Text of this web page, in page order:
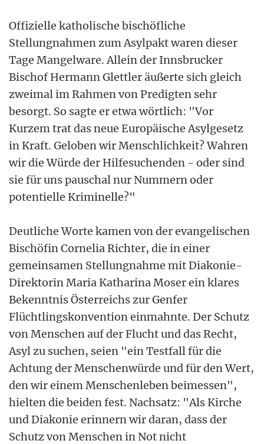
Offizielle katholische bischöfliche
Stellungnahmen zum Asylpakt waren dieser
Tage Mangelware. Allein der Innsbrucker
Bischof Hermann Glettler äußerte sich gleich
zweimal im Rahmen von Predigten sehr
besorgt. So sagte er etwa wörtlich: "Vor
Kurzem trat das neue Europäische Asylgesetz
in Kraft. Geloben wir Menschlichkeit? Wahren
wir die Würde der Hilfesuchenden - oder sind
sie für uns pauschal nur Nummern oder
potentielle Kriminelle?"
Deutliche Worte kamen von der evangelischen
Bischöfin Cornelia Richter, die in einer
gemeinsamen Stellungnahme mit Diakonie-
Direktorin Maria Katharina Moser ein klares
Bekenntnis Österreichs zur Genfer
Flüchtlingskonvention einmahnte. Der Schutz
von Menschen auf der Flucht und das Recht,
Asyl zu suchen, seien "ein Testfall für die
Achtung der Menschenwürde und für den Wert,
den wir einem Menschenleben beimessen",
hielten die beiden fest. Nachsatz: "Als Kirche
und Diakonie erinnern wir daran, dass der
Schutz von Menschen in Not nicht